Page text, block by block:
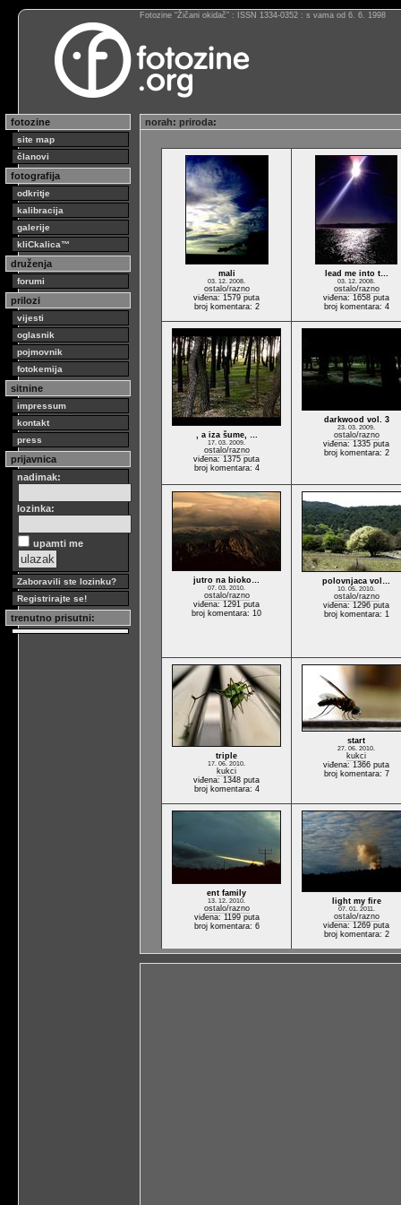
Fotozine “Žičani okidač” : ISSN 1334-0352 : s vama od 6. 6. 1998
fotozine
site map
članovi
fotografija
odkritje
kalibracija
galerije
kliCkalica™
druženja
forumi
prilozi
vijesti
oglasnik
pojmovnik
fotokemija
sitnine
impressum
kontakt
press
prijavnica
nadimak:
lozinka:
upamti me
Zaboravili ste lozinku?
Registrirajte se!
trenutno prisutni:
norah: priroda:
mali
03. 12. 2008.
ostalo/razno
viđena: 1579 puta
broj komentara: 2
lead me into t…
03. 12. 2008.
ostalo/razno
viđena: 1658 puta
broj komentara: 4
, a iza šume, …
17. 03. 2009.
ostalo/razno
viđena: 1375 puta
broj komentara: 4
darkwood vol. 3
23. 03. 2009.
ostalo/razno
viđena: 1335 puta
broj komentara: 2
jutro na bioko…
07. 03. 2010.
ostalo/razno
viđena: 1291 puta
broj komentara: 10
polovnjaca vol…
10. 05. 2010.
ostalo/razno
viđena: 1296 puta
broj komentara: 1
triple
17. 06. 2010.
kukci
viđena: 1348 puta
broj komentara: 4
start
27. 06. 2010.
kukci
viđena: 1366 puta
broj komentara: 7
ent family
13. 12. 2010.
ostalo/razno
viđena: 1199 puta
broj komentara: 6
light my fire
07. 01. 2011.
ostalo/razno
viđena: 1269 puta
broj komentara: 2